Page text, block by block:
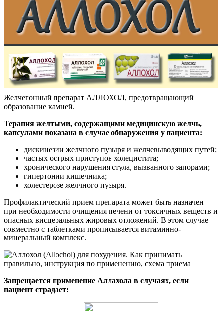
Желчегонный препарат АЛЛОХОЛ, предотвращающий
образование камней.
Терапия желтыми, содержащими медицинскую желчь,
капсулами показана в случае обнаружения у пациента:
дискинезии желчного пузыря и желчевыводящих путей;
частых острых приступов холецистита;
хронического нарушения стула, вызванного запорами;
гипертонии кишечника;
холестерозе желчного пузыря.
Профилактический прием препарата может быть назначен
при необходимости очищения печени от токсичных веществ и
опасных висцеральных жировых отложений. В этом случае
совместно с таблетками прописывается витаминно-
минеральный комплекс.
Запрещается применение Аллахола в случаях, если
пациент страдает: